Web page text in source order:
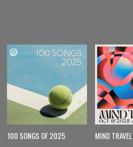
100 SONGS OF 2025 MIND TRAVEL